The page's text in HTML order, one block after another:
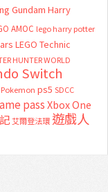
Gundam Harry
AMOC lego harry potter
LEGO Technic
HUNTER WORLD
Switch
Pokemon ps5 SDCC
passXbox One
艾爾登法環 遊戲人